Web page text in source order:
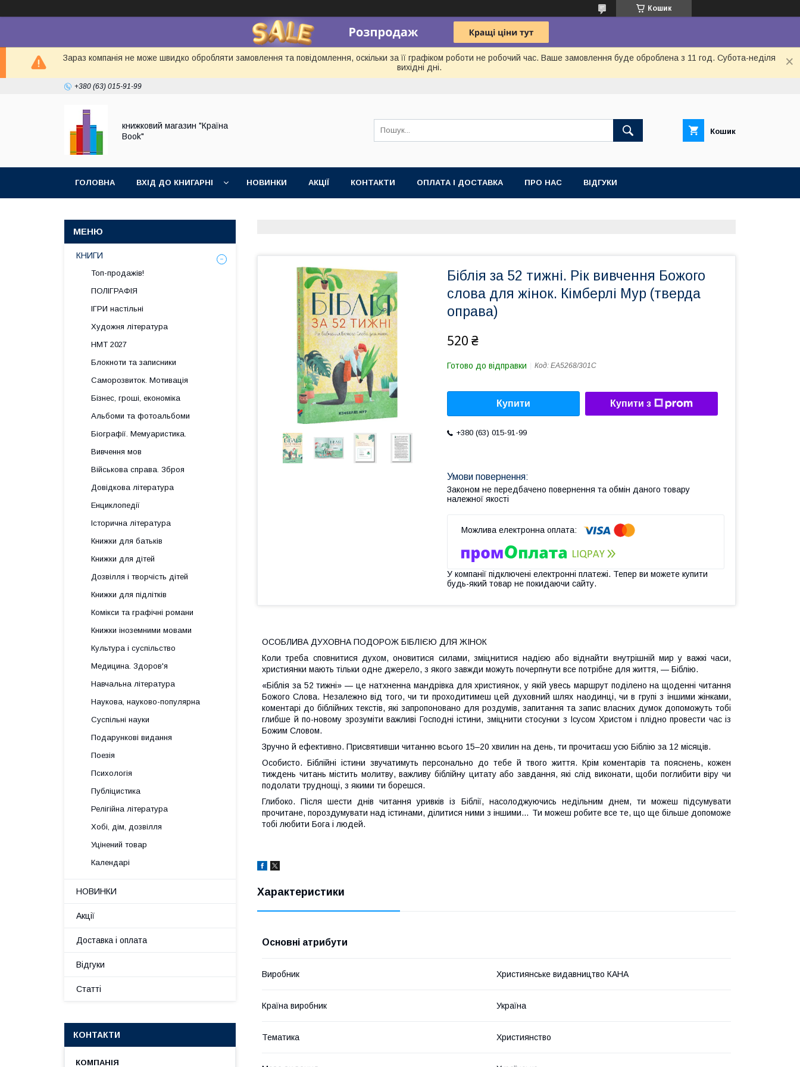
Кошик
Зараз компанія не може швидко обробляти замовлення та повідомлення, оскільки за її графіком роботи не робочий час. Ваше замовлення буде оброблена з 11 год. Субота-неділя
вихідні дні.
+380 (63) 015-91-99
книжковий магазин "Країна
Book"
Кошик
ГОЛОВНА ВХІД ДО КНИГАРНІ НОВИНКИ АКЦІЇ КОНТАКТИ ОПЛАТА І ДОСТАВКА ПРО НАС ВІДГУКИ
Біблія за 52 тижні. Рік вивчення Божого
слова для жінок. Кімберлі Мур (тверда
оправа)
520 ₴
Готово до відправки Код: ЕА5268/301С
Купити Купити з
+380 (63) 015-91-99
Законом не передбачено повернення та обмін даного товару
належної якості
У компанії підключені електронні платежі. Тепер ви можете купити
будь-який товар не покидаючи сайту.
ОСОБЛИВА ДУХОВНА ПОДОРОЖ БІБЛІЄЮ ДЛЯ ЖІНОК
Коли треба сповнитися духом, оновитися силами, зміцнитися надією або віднайти внутрішній мир у важкі часи,
християнки мають тільки одне джерело, з якого завжди можуть почерпнути все потрібне для життя, — Біблію.
«Біблія за 52 тижні» — це натхненна мандрівка для християнок, у якій увесь маршрут поділено на щоденні читання
Божого Слова. Незалежно від того, чи ти проходитимеш цей духовний шлях наодинці, чи в групі з іншими жінками,
коментарі до біблійних текстів, які запропоновано для роздумів, запитання та запис власних думок допоможуть тобі
глибше й по-новому зрозуміти важливі Господні істини, зміцнити стосунки з Ісусом Христом і плідно провести час із
Божим Словом.
Зручно й ефективно. Присвятивши читанню всього 15–20 хвилин на день, ти прочитаєш усю Біблію за 12 місяців.
Особисто. Біблійні істини звучатимуть персонально до тебе й твого життя. Крім коментарів та пояснень, кожен
тиждень читань містить молитву, важливу біблійну цитату або завдання, які слід виконати, щоби поглибити віру чи
подолати труднощі, з якими ти борешся.
Глибоко. Після шести днів читання уривків із Біблії, насолоджуючись недільним днем, ти можеш підсумувати
прочитане, пороздумувати над істинами, ділитися ними з іншими… Ти можеш робите все те, що ще більше допоможе
тобі любити Бога і людей.
Характеристики
Основні атрибути
Виробник Християнське видавництво КАНА
Країна виробник Україна
Тематика Християнство
КНИГИ
Топ-продажів!
ПОЛІГРАФІЯ
ІГРИ настільні
Художня література
НМТ 2027
Блокноти та записники
Саморозвиток. Мотивація
Бізнес, гроші, економіка
Альбоми та фотоальбоми
Біографії. Мемуаристика.
Вивчення мов
Військова справа. Зброя
Довідкова література
Енциклопедії
Історична література
Книжки для батьків
Книжки для дітей
Дозвілля і творчість дітей
Книжки для підлітків
Комікси та графічні романи
Книжки іноземними мовами
Культура і суспільство
Медицина. Здоров'я
Навчальна література
Наукова, науково-популярна
Суспільні науки
Подарункові видання
Поезія
Психологія
Публіцистика
Релігійна література
Хобі, дім, дозвілля
Уцінений товар
Календарі
НОВИНКИ
Акції
Доставка і оплата
Відгуки
Статті
КОНТАКТИ